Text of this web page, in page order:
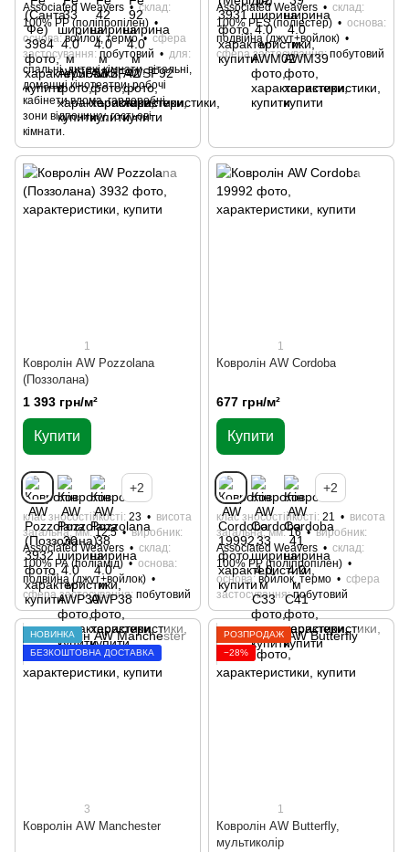
Associated Weavers
склад
100% РР (поліпропілен)
основа войлок, термо
сфера
застосування побутовий
для
спальні, дитячі кімнати, вітальні,
домашні кінотеатри, робочі
кабінети вдома, гардеробні,
зони відпочинку, гостьові
кімнати.
Associated Weavers
склад
100% РES (поліестер)
основа
подвійна (джут+войлок)
сфера застосування побутовий
1
Ковролін AW Pozzolana
(Поззолана)
1 393 грн/м²
Купити
+2
клас зносостійкості 23
висота
загальна, мм 12.5
виробник
Associated Weavers
склад
100% РА (поліамід)
основа
подвійна (джут+войлок)
сфера застосування побутовий
1
Ковролін AW Cordoba
677 грн/м²
Купити
+2
клас зносостійкості 21
висота
загальна, мм 16
виробник
Associated Weavers
склад
100% РР (поліпропілен)
основа войлок, термо
сфера
застосування побутовий
НОВИНКА
БЕЗКОШТОВНА ДОСТАВКА
3
Ковролін AW Manchester
РОЗПРОДАЖ
−28%
1
Ковролін AW Butterfly,
мультиколір